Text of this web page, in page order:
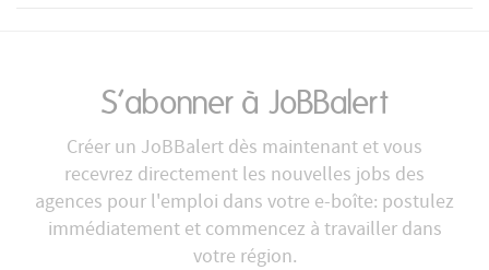
S’abonner à JoBBalert
Créer un JoBBalert dès maintenant et vous
recevrez directement les nouvelles jobs des
agences pour l'emploi dans votre e-boîte: postulez
immédiatement et commencez à travailler dans
votre région.